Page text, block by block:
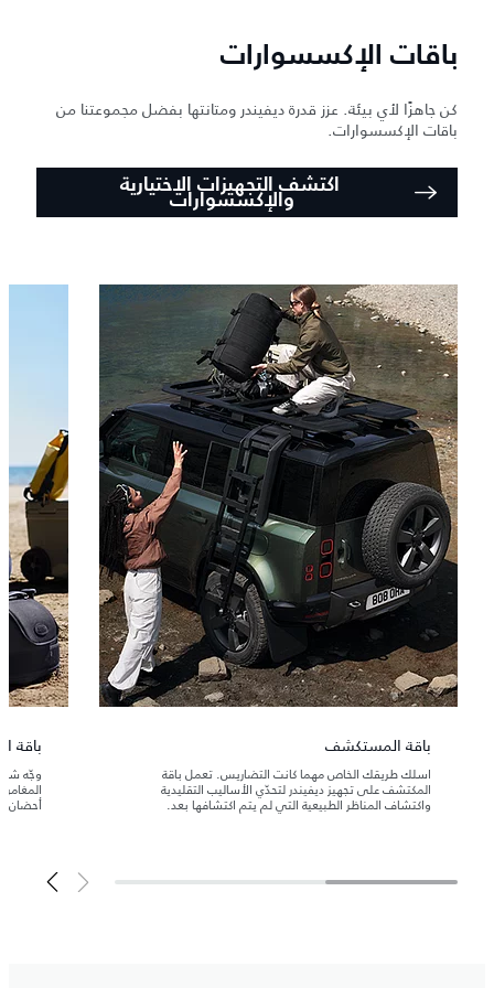
باقات الإكسسوارات
كن جاهزًا لأي بيئة. عزز قدرة ديفيندر ومتانتها بفضل مجموعتنا من
باقات الإكسسوارات.
اكتشف التجهيزات الاختيارية
والإكسسوارات
باقة المستكشف
اسلك طريقك الخاص مهما كانت التضاريس. تعمل باقة
المكتشف على تجهيز ديفيندر لتحدّي الأساليب التقليدية
واكتشاف المناظر الطبيعية التي لم يتم اكتشافها بعد.
باقة
وجّه
أحضان